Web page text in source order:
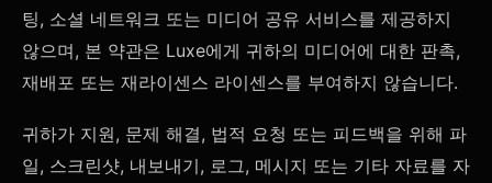
팅, 소셜 네트워크 또는 미디어 공유 서비스를 제공하지
않으며, 본 약관은 Luxe에게 귀하의 미디어에 대한 판촉,
재배포 또는 재라이센스 라이센스를 부여하지 않습니다.
귀하가 지원, 문제 해결, 법적 요청 또는 피드백을 위해 파
일, 스크린샷, 내보내기, 로그, 메시지 또는 기타 자료를 자